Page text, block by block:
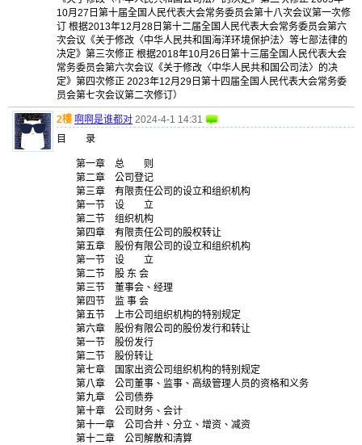
10月27日第十届全国人民代表大会常务委员会第十八次会议第一次修
订 根据2013年12月28日第十二届全国人民代表大会常务委员会第六
次会议《关于修改〈中华人民共和国海洋环境保护法〉等七部法律的
决定》第三次修正 根据2018年10月26日第十三届全国人民代表大会
常务委员会第六次会议《关于修改〈中华人民共和国公司法〉的决
定》第四次修正 2023年12月29日第十四届全国人民代表大会常务委
员会第七次会议第二次修订）
2樓 啊啊是谁都对 2024-4-1 14:31
目 录
第一章 总 则
第二章 公司登记
第三章 有限责任公司的设立和组织机构
第一节 设 立
第二节 组织机构
第四章 有限责任公司的股权转让
第五章 股份有限公司的设立和组织机构
第一节 设 立
第二节 股 东 会
第三节 董事会、经理
第四节 监 事 会
第五节 上市公司组织机构的特别规定
第六章 股份有限公司的股份发行和转让
第一节 股份发行
第二节 股份转让
第七章 国家出资公司组织机构的特别规定
第八章 公司董事、监事、高级管理人员的资格和义务
第九章 公司债券
第十章 公司财务、会计
第十一章 公司合并、分立、增资、减资
第十二章 公司解散和清算